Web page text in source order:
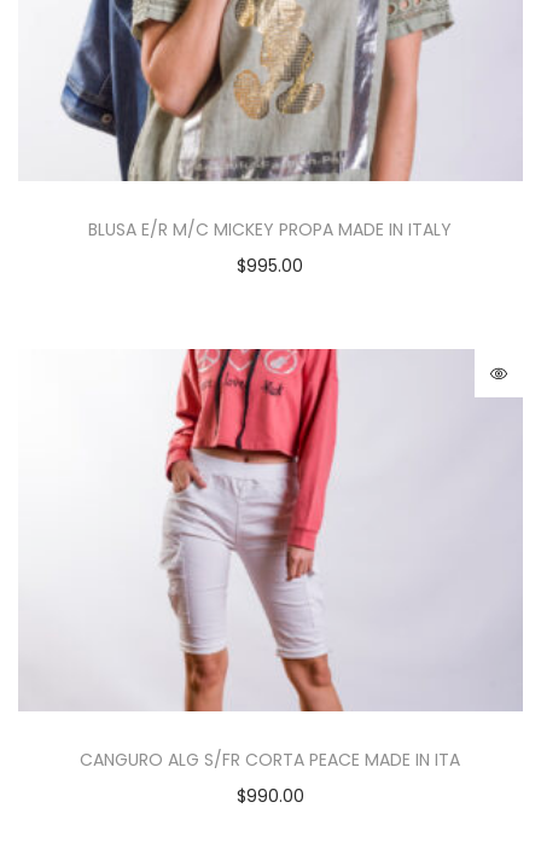
BLUSA E/R M/C MICKEY PROPA MADE IN ITALY
$995.00
CANGURO ALG S/FR CORTA PEACE MADE IN ITA
$990.00